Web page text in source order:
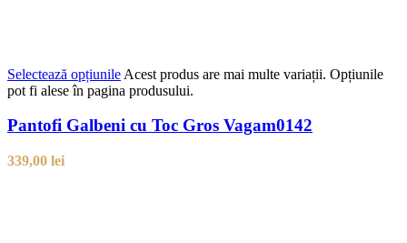
Selectează opțiunile Acest produs are mai multe variații. Opțiunile
pot fi alese în pagina produsului.
Pantofi Galbeni cu Toc Gros Vagam0142
339,00 lei